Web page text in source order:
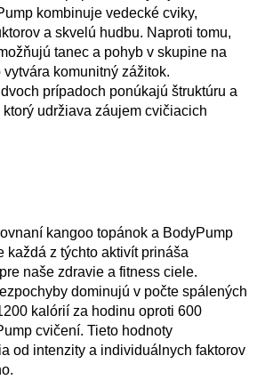
kombinuje vedecké cviky,
a skvelú hudbu. Naproti tomu,
tanec a pohyb v skupine na
komunitný zážitok.
prípadoch ponúkajú štruktúru a
udržiava záujem cvičiacich
kangoo topánok a BodyPump
každá z týchto aktivít prináša
naše zdravie a fitness ciele.
dominujú v počte spálených
kalórií za hodinu oproti 600
cvičení. Tieto hodnoty
od intenzity a individuálnych faktorov